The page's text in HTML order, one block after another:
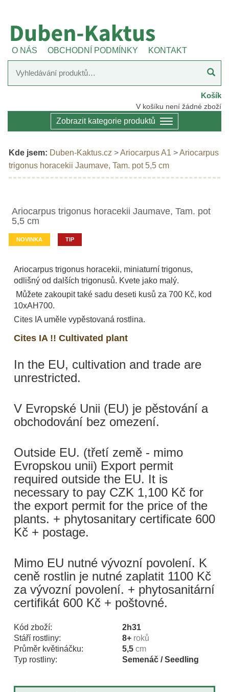
O NÁS OBCHODNÍ PODMÍNKY KONTAKT
Košík
V košíku není žádné zboží
Zobrazit kategorie produktů
Kde jsem: Duben-Kaktus.cz >Ariocarpus A1 >Ariocarpus
trigonus horacekii Jaumave, Tam. pot 5,5 cm
Ariocarpus trigonus horacekii Jaumave, Tam. pot
5,5 cm
NOVINKA TIP
Ariocarpus trigonus horacekii, miniaturní trigonus,
odlišný od dalších trigonusů. Kvete jako malý.
Můžete zakoupit také sadu deseti kusů za 700 Kč, kod
10xAH700.
Cites IA uměle vypěstovaná rostlina.
Cites IA !! Cultivated plant
In the EU, cultivation and trade are
unrestricted.
V Evropské Unii (EU) je pěstování a
obchodování bez omezení.
Outside EU. (třetí země - mimo
Evropskou unii) Export permit
required outside the EU. It is
necessary to pay CZK 1,100 Kč for
the export permit for the price of the
plants. + phytosanitary certificate 600
Kč + postage.
Mimo EU nutné vývozní povolení. K
ceně rostlin je nutné zaplatit 1100 Kč
za vývozní povolení. + phytosanitární
certifikát 600 Kč + poštovné.
Kód zboží:
2h31
Stáří rostliny:
8+ roků
Průměr květináčku:
5,5 cm
Typ rostliny:
Semenáč / Seedling